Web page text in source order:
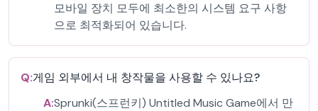
모바일 장치 모두에 최소한의 시스템 요구 사항
으로 최적화되어 있습니다.
Q:게임 외부에서 내 창작물을 사용할 수 있나요?
A:Sprunki(스프런키) Untitled Music Game에서 만